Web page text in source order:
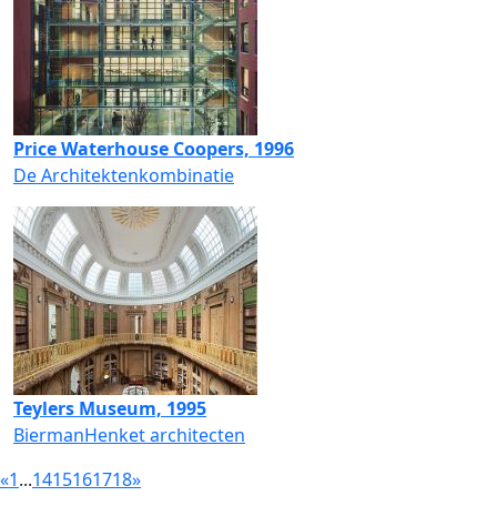
Price Waterhouse Coopers, 1996
De Architektenkombinatie
Teylers Museum, 1995
BiermanHenket architecten
«1...1415161718»